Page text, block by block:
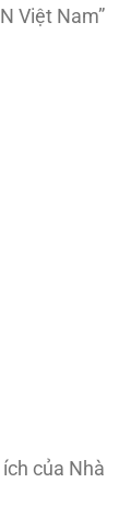
Việt Nam”
của Nhà